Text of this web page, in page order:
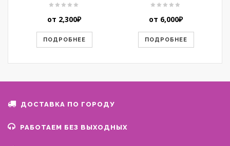
от 2,300₽
ПОДРОБНЕЕ
от 6,000₽
ПОДРОБНЕЕ
ДОСТАВКА ПО ГОРОДУ
РАБОТАЕМ БЕЗ ВЫХОДНЫХ